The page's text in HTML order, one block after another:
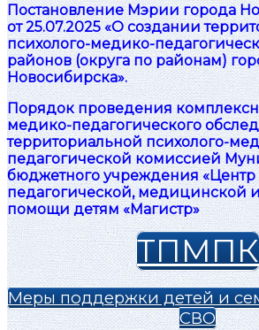
Постановление Мэрии города
от 25.07.2025 «О создании
психолого-медико-
районов (округа по районам)
Новосибирска».
Порядок проведения
медико-педагогического
территориальной психолого-
педагогической комиссией
бюджетного учреждения «Центр
педагогической, медицинской
помощи детям «Магистр»
ТПМПК
Меры поддержки детей и
СВО